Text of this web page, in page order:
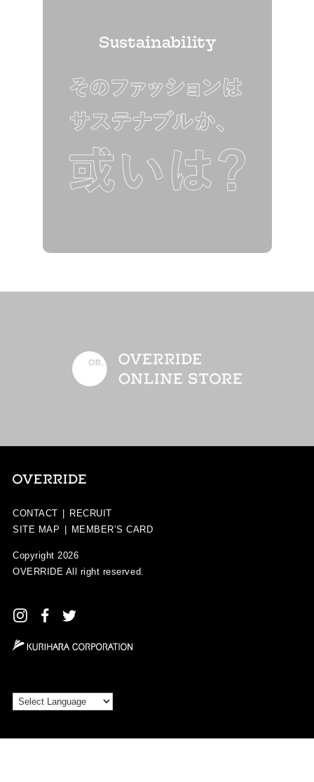
Sustainability
CONTACT
RECRUIT
SITE MAP
MEMBER’S CARD
Copyright 2026
OVERRIDE All right reserved.